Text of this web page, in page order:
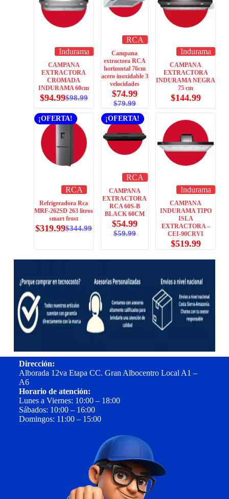
Indurama
CAMPANA
EXTRACTORA
CROMADA
INDURAMA 60cm
$98.99
$94.99
RCA
Campana
extractora RCA
horizontal 76cm
acero inoxidable 3
velocidades
$79.99
$74.99
Indurama
CAMPANA
EXTRACTORA
INDURAMA NEGRA
75 cm
$144.99
¡OFERTA!
RCA
Refrigeradora Rca
MRF-262SD 263 litros
smart frost
$344.99
$319.99
¡OFERTA!
RCA
CAMPANA
EXTRACTORA
RCA 60S-B
BLACK 60CM
$59.99
$54.99
Indurama
CAMPANA
INDURAMA TIPO
ISLA
EXTRACTORA –
CEI-90CRVI
$519.99
Dirección:
Alborada 12va Etapa CC. Gran Albocentro Local A1 –
A6
Horario de atención:
Lunes a Viernes: 10:00 – 18:00
Sábados: 10:00 – 16:00
Domingos: 11:00 – 15:00